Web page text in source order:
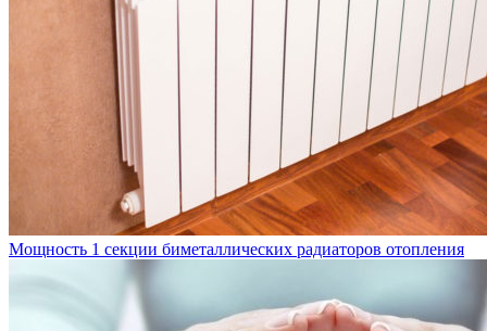
Мощность 1 секции биметаллических радиаторов отопления